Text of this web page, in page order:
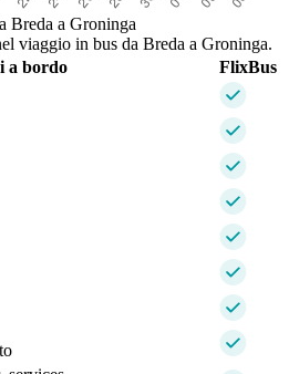
Breda a Groninga
viaggio in bus da Breda a Groninga.
a bordo
FlixBus